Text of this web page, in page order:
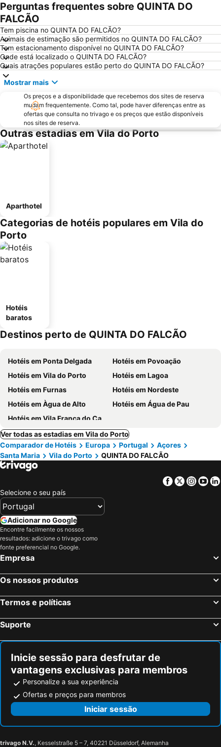
Perguntas frequentes sobre QUINTA DO
FALCÃO
Tem piscina no QUINTA DO FALCÃO?
Animais de estimação são permitidos no QUINTA DO FALCÃO?
Tem estacionamento disponível no QUINTA DO FALCÃO?
Onde está localizado o QUINTA DO FALCÃO?
Quais atrações populares estão perto do QUINTA DO FALCÃO?
Mostrar mais
Os preços e a disponibilidade que recebemos dos sites de reserva
mudam frequentemente. Como tal, pode haver diferenças entre as
ofertas que consulta no trivago e os preços que estão disponíveis
nos sites de reserva.
Outras estadias em Vila do Porto
Aparthotel
Categorias de hotéis populares em Vila do
Porto
Hotéis
baratos
Destinos perto de QUINTA DO FALCÃO
Hotéis em Ponta Delgada
Hotéis em Povoação
Hotéis em Vila do Porto
Hotéis em Lagoa
Hotéis em Furnas
Hotéis em Nordeste
Hotéis em Àgua de Alto
Hotéis em Água de Pau
Hotéis em Vila Franca do Campo
Ver todas as estadias em Vila do Porto
Comparador de Hotéis
Europa Portugal
Açores
Santa Maria
Vila do Porto QUINTA DO FALCÃO
Facebook
Twitter
Selecione o seu país
Adicionar no Google
Encontre facilmente os nossos
resultados: adicione o trivago como
fonte preferencial no Google.
Empresa
Os nossos produtos
Termos e políticas
Suporte
Inicie sessão para desfrutar de
vantagens exclusivas para membros
Personalize a sua experiência
Ofertas e preços para membros
Iniciar sessão
trivago N.V., Kesselstraße 5 – 7, 40221 Düsseldorf, Alemanha